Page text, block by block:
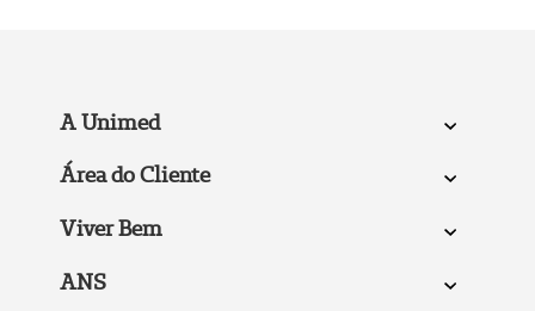
A Unimed
Área do Cliente
Viver Bem
ANS